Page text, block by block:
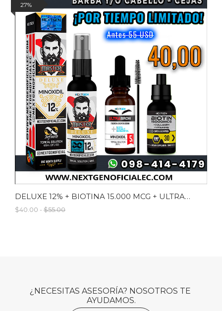
27%
DELUXE 12% + BIOTINA 15.000 MCG + ULTRABROWN
$40.00 - $55.00
¿NECESITAS ASESORÍA? NOSOTROS TE
AYUDAMOS.